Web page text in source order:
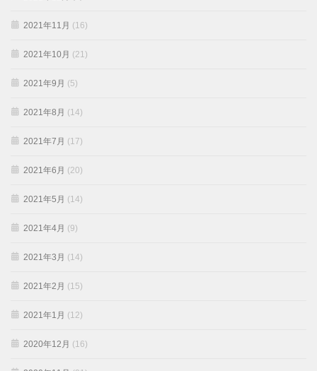
2021年11月 (16)
2021年10月 (21)
2021年9月 (5)
2021年8月 (14)
2021年7月 (17)
2021年6月 (20)
2021年5月 (14)
2021年4月 (9)
2021年3月 (14)
2021年2月 (15)
2021年1月 (12)
2020年12月 (16)